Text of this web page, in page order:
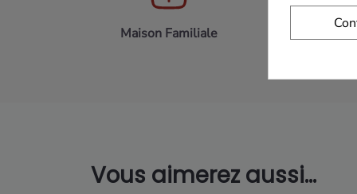
Maison Familiale
Vous aimerez aussi...